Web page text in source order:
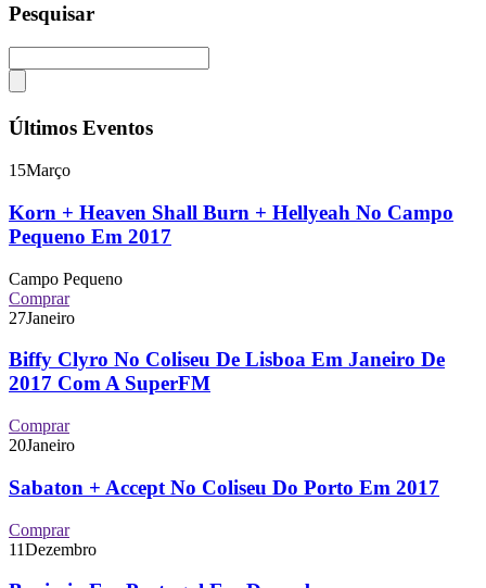
Pesquisar
Últimos Eventos
15Março
Korn + Heaven Shall Burn + Hellyeah No Campo
Pequeno Em 2017
Campo Pequeno
Comprar
27Janeiro
Biffy Clyro No Coliseu De Lisboa Em Janeiro De
2017 Com A SuperFM
Comprar
20Janeiro
Sabaton + Accept No Coliseu Do Porto Em 2017
Comprar
11Dezembro